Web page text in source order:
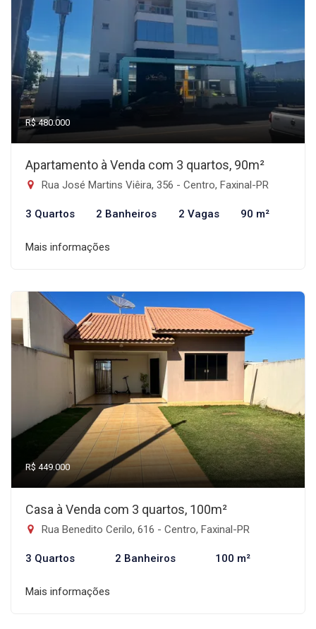
R$ 480.000
Apartamento à Venda com 3 quartos, 90m²
Rua José Martins Viêira, 356 - Centro, Faxinal-PR
3 Quartos 2 Banheiros 2 Vagas 90 m²
Mais informações
R$ 449.000
Casa à Venda com 3 quartos, 100m²
Rua Benedito Cerilo, 616 - Centro, Faxinal-PR
3 Quartos 2 Banheiros 100 m²
Mais informações